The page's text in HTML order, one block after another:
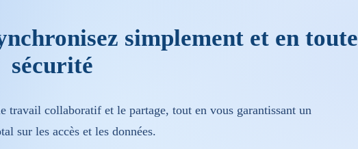
simplement et en toute
sécurité
collaboratif et le partage, tout en vous garantissant un
sur les accès et les données.